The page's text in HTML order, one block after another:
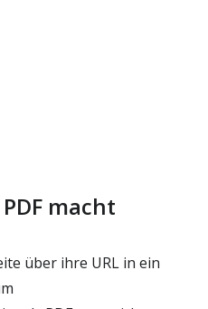
macht
über ihre URL in ein